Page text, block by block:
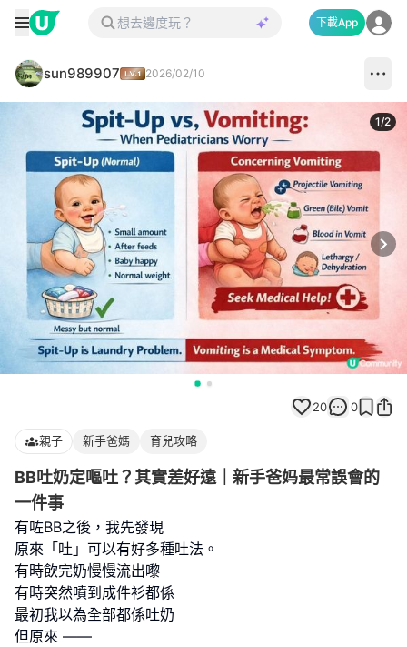
下載App
sun989907 2026/02/10
1/2
20 0
親子 新手爸媽 育兒攻略
BB吐奶定嘔吐？其實差好遠｜新手爸妈最常誤會的
一件事
有咗BB之後，我先發現
原來「吐」可以有好多種吐法。
有時飲完奶慢慢流出嚟
有時突然噴到成件衫都係
最初我以為全部都係吐奶
但原來 ——